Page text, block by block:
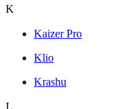
K
Kaizer Pro
Klio
Krashu
L